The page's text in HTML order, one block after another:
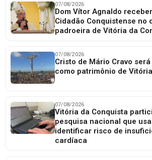
07/08/2026
Dom Vítor Agnaldo
Cidadão Conquistense no
padroeira de Vitória da
07/08/2026
Cristo de Mário Cravo
como patrimônio de
07/08/2026
Vitória da Conquista
pesquisa nacional que
identificar risco de
cardíaca